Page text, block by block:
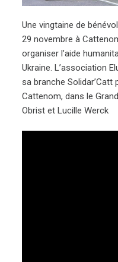
Une vingtaine de
29 novembre à
organiser l’aide
Ukraine. L’association
sa branche
Cattenom, dans le
Obrist et Lucille Werck